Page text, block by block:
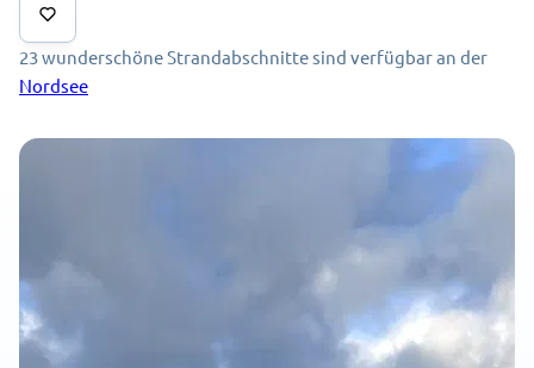
23 wunderschöne Strandabschnitte sind verfügbar an der
Nordsee